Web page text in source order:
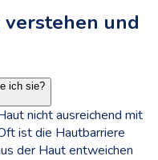
und
ich sie?
nicht ausreichend mit
ist die Hautbarriere
der Haut entweichen